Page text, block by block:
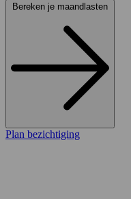
Bereken je maandlasten
Plan bezichtiging